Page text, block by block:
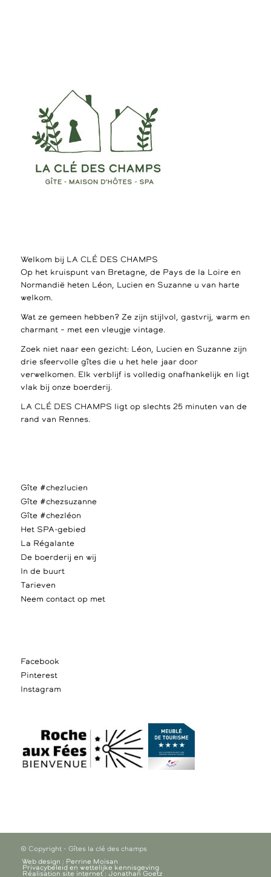
Welkom bij LA CLÉ DES CHAMPS
Op het kruispunt van Bretagne, de Pays de la Loire en
Normandië heten Léon, Lucien en Suzanne u van harte
welkom.
Wat ze gemeen hebben? Ze zijn stijlvol, gastvrij, warm en
charmant – met een vleugje vintage.
Zoek niet naar een gezicht: Léon, Lucien en Suzanne zijn
drie sfeervolle gîtes die u het hele jaar door
verwelkomen. Elk verblijf is volledig onafhankelijk en ligt
vlak bij onze boerderij.
LA CLÉ DES CHAMPS ligt op slechts 25 minuten van de
rand van Rennes.
Gîte #chezlucien
Gîte #chezsuzanne
Gîte #chezléon
Het SPA-gebied
La Régalante
De boerderij en wij
In de buurt
Tarieven
Neem contact op met
Facebook
Pinterest
Instagram
© Copyright - Gîtes la clé des champs
Web design : Perrine Moisan
Privacybeleid en wettelijke kennisgeving
Réalisation site internet : Jonathan Goetz